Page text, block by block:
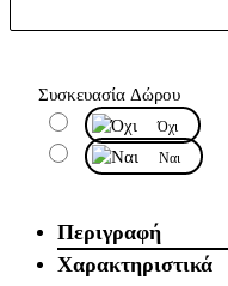
Συσκευασία Δώρου
Όχι
Ναι
Περιγραφή
Χαρακτηριστικά